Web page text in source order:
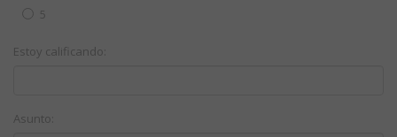
5
Estoy calificando:
Asunto: